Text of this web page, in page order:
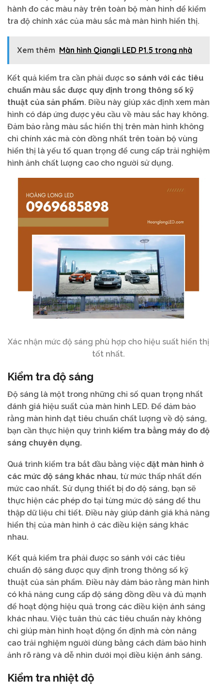
hành đo các màu này trên toàn bộ màn hình để kiểm
tra độ chính xác của màu sắc mà màn hình hiển thị.
Xem thêm Màn hình Qiangli LED P1.5 trong nhà
Kết quả kiểm tra cần phải được so sánh với các tiêu
chuẩn màu sắc được quy định trong thông số kỹ
thuật của sản phẩm. Điều này giúp xác định xem màn
hình có đáp ứng được yêu cầu về màu sắc hay không.
Đảm bảo rằng màu sắc hiển thị trên màn hình không
chỉ chính xác mà còn đồng nhất trên toàn bộ vùng
hiển thị là yếu tố quan trọng để cung cấp trải nghiệm
hình ảnh chất lượng cao cho người sử dụng.
Xác nhận mức độ sáng phù hợp cho hiệu suất hiển thị
tốt nhất.
Kiểm tra độ sáng
Độ sáng là một trong những chỉ số quan trọng nhất
đánh giá hiệu suất của màn hình LED. Để đảm bảo
rằng màn hình đạt tiêu chuẩn chất lượng về độ sáng,
bạn cần thực hiện quy trình kiểm tra bằng máy đo độ
sáng chuyên dụng.
Quá trình kiểm tra bắt đầu bằng việc đặt màn hình ở
các mức độ sáng khác nhau, từ mức thấp nhất đến
mức cao nhất. Sử dụng thiết bị đo độ sáng, bạn sẽ
thực hiện các phép đo tại từng mức độ sáng để thu
thập dữ liệu chi tiết. Điều này giúp đánh giá khả năng
hiển thị của màn hình ở các điều kiện sáng khác
nhau.
Kết quả kiểm tra phải được so sánh với các tiêu
chuẩn độ sáng được quy định trong thông số kỹ
thuật của sản phẩm. Điều này đảm bảo rằng màn hình
có khả năng cung cấp độ sáng đồng đều và đủ mạnh
để hoạt động hiệu quả trong các điều kiện ánh sáng
khác nhau. Việc tuân thủ các tiêu chuẩn này không
chỉ giúp màn hình hoạt động ổn định mà còn nâng
cao trải nghiệm người dùng bằng cách đảm bảo hình
ảnh rõ ràng và dễ nhìn dưới mọi điều kiện ánh sáng.
Kiểm tra nhiệt độ